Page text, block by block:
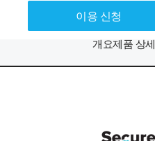
이용 신청
개요제품 상세